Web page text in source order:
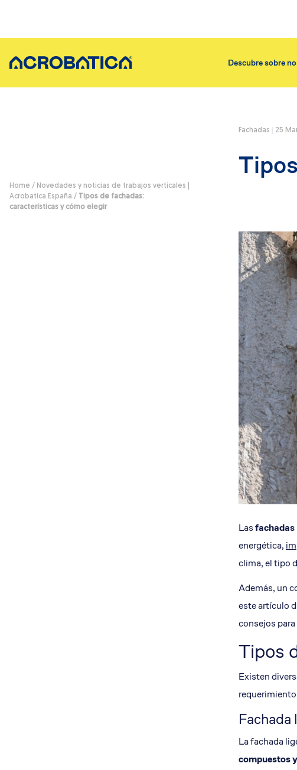
En qué creemos
Los pasos dados
Asegurar tejado
Aislamiento
Asegurar balcones
Asistencia
Aislamiento
Descubre sobre
Home / Novedades y noticias de trabajos verticales |
Acrobatica España /
Tipos de fachadas:
características y cómo elegir
Fachadas 25
Lasfachadas
energética,
clima, el tipo
Además, un
este artículo
consejos
Tipos
Existen
Fachada
La fachada
compuestos